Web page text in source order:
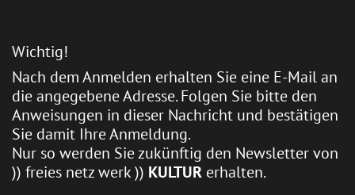
Wichtig!
Nach dem Anmelden erhalten Sie eine E-Mail an
die angegebene Adresse. Folgen Sie bitte den
Anweisungen in dieser Nachricht und bestätigen
Sie damit Ihre Anmeldung.
Nur so werden Sie zukünftig den Newsletter von
)) freies netz werk )) KULTUR erhalten.